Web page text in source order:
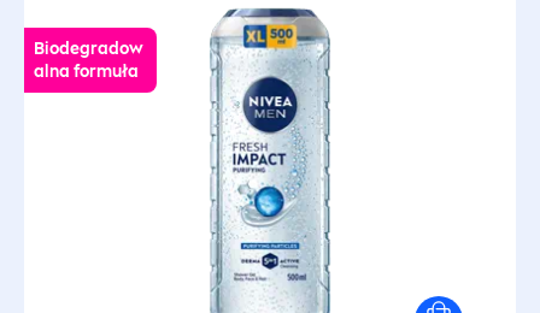
Przeciw cellulitowi
Przeciw podrażnieniom
Przeciw przebarwieniom
Przeciw zaskórnikom
Przeciwko niedoskonałościom
Biodegradow
alna formuła